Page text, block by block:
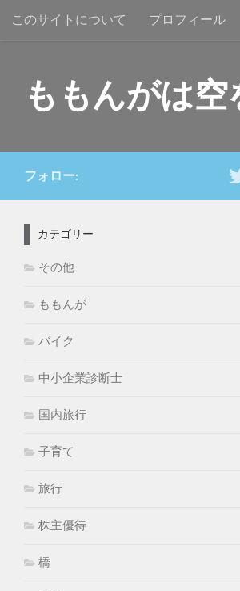
コンテンツへスキップ
このサイトについて プロフィール
ももんがは空
フォロー:
カテゴリー
その他
ももんが
バイク
中小企業診断士
国内旅行
子育て
旅行
株主優待
橋